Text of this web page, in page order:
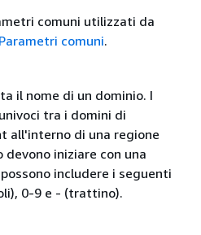
comuni utilizzati da
Parametri comuni.
il nome di un dominio. I
tra i domini di
all'interno di una regione
devono iniziare con una
includere i seguenti
0-9 e - (trattino).